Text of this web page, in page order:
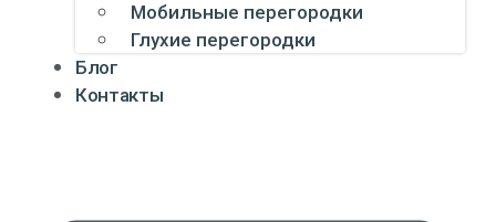
Мобильные перегородки
Глухие перегородки
Блог
Контакты